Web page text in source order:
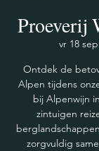
Proeverij
vr 18 sep
Ontdek de
Alpen tijdens
bij Alpenwijn
zintuigen
zorgvuldig